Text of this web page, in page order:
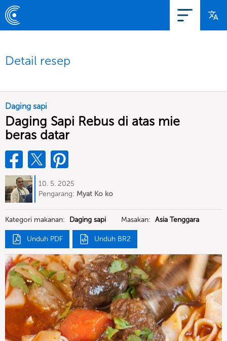
Detail resep
Daging sapi
Daging Sapi Rebus di atas mie
beras datar
10. 5. 2025
Pengarang: Myat Ko ko
Kategori makanan: Daging sapi Masakan: Asia Tenggara
Unduh PDF Unduh BR2